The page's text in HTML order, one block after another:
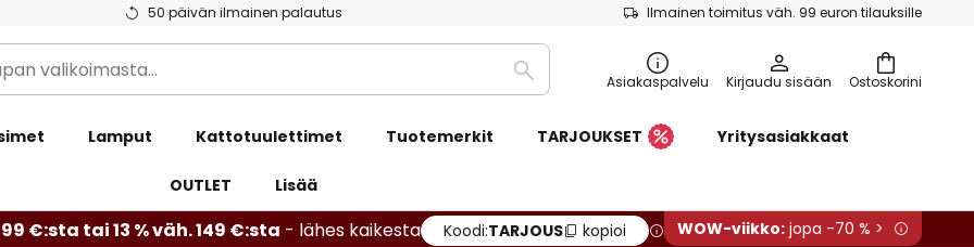
50 päivän ilmainen palautus Ilmainen toimitus väh. 99 euron tilauksille
Ostoskorini
Etsi Asiakaspalvelu Kirjaudu sisään
Lamput Kattotuulettimet Tuotemerkit TARJOUKSET Yritysasiakkaat
OUTLET Lisää
€:sta tai 13 % väh. 149 €:sta - lähes kaikesta Koodi:TARJOUS kopioi WOW-viikko: jopa -70 % >